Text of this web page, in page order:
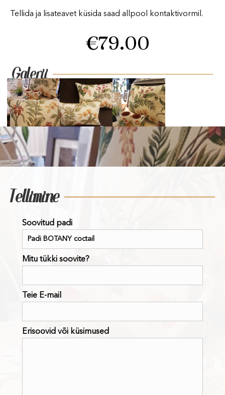
Tellida ja lisateavet küsida saad allpool kontaktivormil.
€79.00
Galerii
Tellimine
Soovitud padi
Mitu tükki soovite?
Teie E-mail
Erisoovid või küsimused